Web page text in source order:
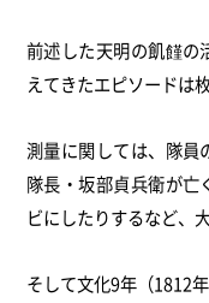
前述した天明の飢饉の
えてきたエピソードは
測量に関しては、隊員
隊長・坂部貞兵衛が亡
ビにしたりするなど、
そして文化9年（1812